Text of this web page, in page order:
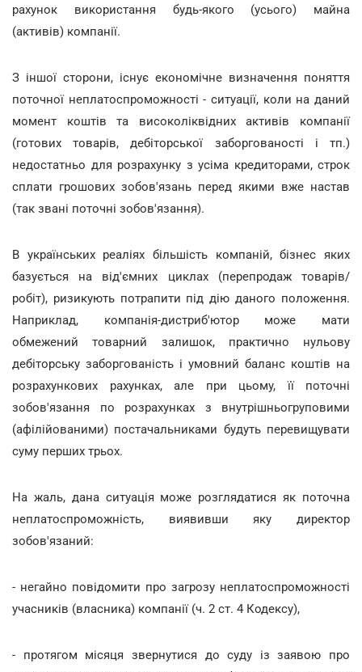
рахунок використання будь-якого (усього) майна
(активів) компанії.
З іншої сторони, існує економічне визначення поняття
поточної неплатоспроможності - ситуації, коли на даний
момент коштів та високоліквідних активів компанії
(готових товарів, дебіторської заборгованості і тп.)
недостатньо для розрахунку з усіма кредиторами, строк
сплати грошових зобов'язань перед якими вже настав
(так звані поточні зобов'язання).
В українських реаліях більшість компаній, бізнес яких
базується на від'ємних циклах (перепродаж товарів/
робіт), ризикують потрапити під дію даного положення.
Наприклад, компанія-дистриб'ютор може мати
обмежений товарний залишок, практично нульову
дебіторську заборгованість і умовний баланс коштів на
розрахункових рахунках, але при цьому, її поточні
зобов'язання по розрахунках з внутрішньогруповими
(афілійованими) постачальниками будуть перевищувати
суму перших трьох.
На жаль, дана ситуація може розглядатися як поточна
неплатоспроможність, виявивши яку директор
зобов'язаний:
- негайно повідомити про загрозу неплатоспроможності
учасників (власника) компанії (ч. 2 ст. 4 Кодексу),
- протягом місяця звернутися до суду із заявою про